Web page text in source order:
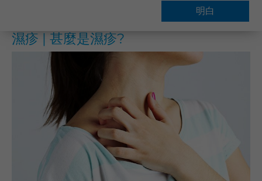
明白
最新資訊
搜尋醫療服務
登記 / 登入
立即預約
卓健eShop
常見問題
濕疹 | 甚麼是濕疹?